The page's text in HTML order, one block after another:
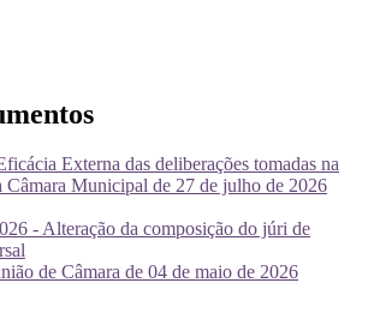
Externa das deliberações tomadas na
Câmara Municipal de 27 de julho de 2026
- Alteração da composição do júri de
de Câmara de 04 de maio de 2026